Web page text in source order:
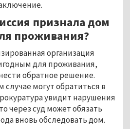
признала дом
проживания?
организация
для проживания,
обратное решение.
случае могут обратиться в
увидит нарушения
через суд может обязать
вновь обследовать дом.